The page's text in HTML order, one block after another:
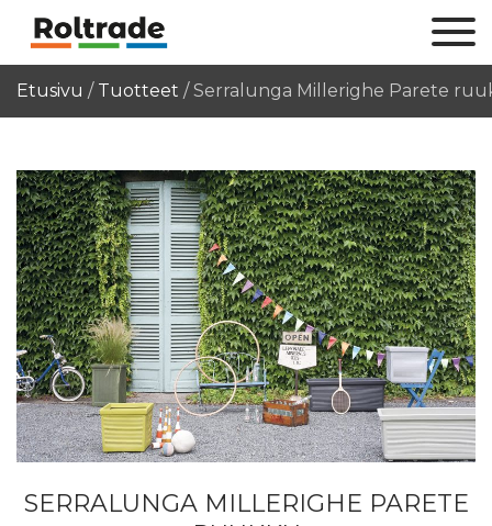
Etusivu / Tuotteet /Serralunga Millerighe Parete
SERRALUNGA MILLERIGHE PARETE